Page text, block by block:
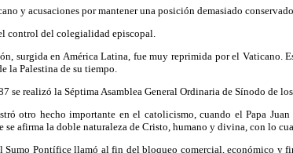
y acusaciones por mantener una posición demasiado
control del colegialidad episcopal.
surgida en América Latina, fue muy reprimida por el Vaticano.
la Palestina de su tiempo.
se realizó la Séptima Asamblea General Ordinaria de Sínodo de
otro hecho importante en el catolicismo, cuando el Papa
se afirma la doble naturaleza de Cristo, humano y divina, con lo
Sumo Pontífice llamó al fin del bloqueo comercial, económico y